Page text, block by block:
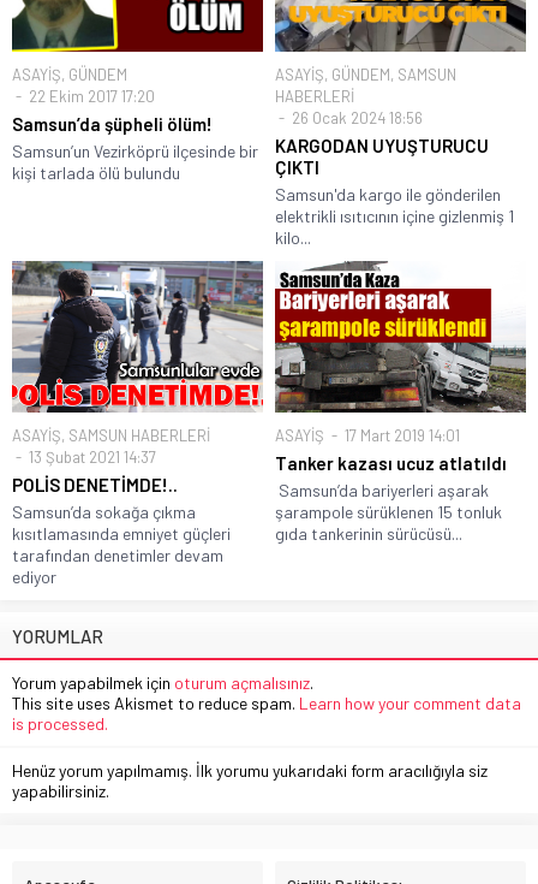
ASAYİŞ, GÜNDEM
22 Ekim 2017 17:20
Samsun’da şüpheli ölüm!
Samsun’un Vezirköprü ilçesinde bir
kişi tarlada ölü bulundu
ASAYİŞ, GÜNDEM, SAMSUN
HABERLERİ
26 Ocak 2024 18:56
KARGODAN UYUŞTURUCU
ÇIKTI
Samsun'da kargo ile gönderilen
elektrikli ısıtıcının içine gizlenmiş 1
kilo...
ASAYİŞ, SAMSUN HABERLERİ
13 Şubat 2021 14:37
POLİS DENETİMDE!..
Samsun’da sokağa çıkma
kısıtlamasında emniyet güçleri
tarafından denetimler devam
ediyor
ASAYİŞ 17 Mart 2019 14:01
Tanker kazası ucuz atlatıldı
Samsun’da bariyerleri aşarak
şarampole sürüklenen 15 tonluk
gıda tankerinin sürücüsü...
YORUMLAR
Yorum yapabilmek için oturum açmalısınız.
This site uses Akismet to reduce spam. Learn how your comment data
is processed.
Henüz yorum yapılmamış. İlk yorumu yukarıdaki form aracılığıyla siz
yapabilirsiniz.